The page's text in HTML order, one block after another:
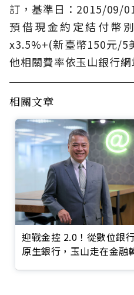
訂，基準日：2015/09/
預借現金約定結付幣
x3.5%+(新臺幣150元/5
他相關費率依玉山銀行網
相關文章
迎戰金控 2.0！從數位銀
原生銀行，玉山走在金融